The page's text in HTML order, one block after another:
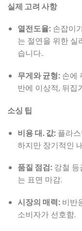
실제 고려 사항
열전도율:손잡이
는 절연을 위한 실
습니다..
무게와 균형:손에
반에 이상적, 뒤집
소싱 팁
비용 대. 값:플라스
하지만 장기적인
품질 점검:강철 등
는 표면 마감.
시장의 매력:비반
소비자가 선호함.